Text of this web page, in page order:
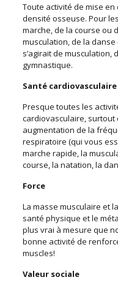
Toute activité de mise
densité osseuse. Pour
marche, de la course ou
musculation, de la danse
s’agirait de musculation,
gymnastique.
Santé cardiovasculaire
Presque toutes les
cardiovasculaire,
augmentation de la
respiratoire (qui vous
marche rapide, la
course, la natation, la
Force
La masse musculaire et
santé physique et le
plus vrai à mesure que
bonne activité de
muscles!
Valeur sociale